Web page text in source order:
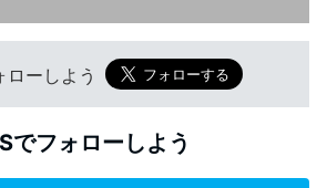
ーしよう
でフォローしよう